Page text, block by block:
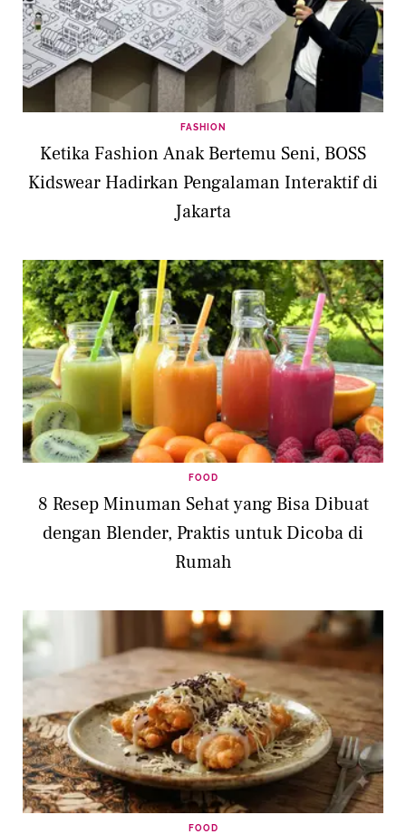
FASHION
Ketika Fashion Anak Bertemu Seni, BOSS
Kidswear Hadirkan Pengalaman Interaktif di
Jakarta
FOOD
8 Resep Minuman Sehat yang Bisa Dibuat
dengan Blender, Praktis untuk Dicoba di
Rumah
FOOD